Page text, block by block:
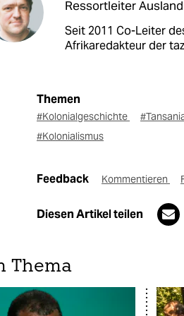
Ressortleiter Ausland
Seit 2011 Co-Leiter
Afrikaredakteur der
Themen
#Kolonialgeschichte
#Kolonialismus
Feedback Kommentieren
Diesen Artikel teilen
Thema